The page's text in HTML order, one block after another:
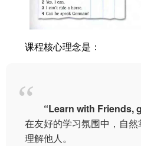
课程核心理念是：
“Learn with Friends,
在友好的学习氛围中，自然
理解他人。